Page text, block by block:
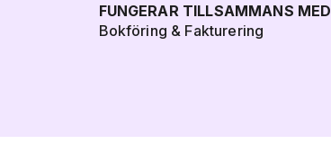
FUNGERAR TILLSAMMANS MED
Bokföring & Fakturering